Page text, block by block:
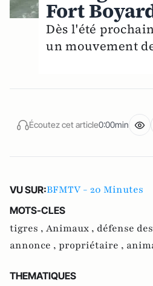
Fort
Dès l'été
un mouvement
Écoutez cet article0:00min
VU SUR:BFMTV - 20 Minutes
MOTS-CLES
tigres , Animaux , défense
annonce , propriétaire ,
THEMATIQUES